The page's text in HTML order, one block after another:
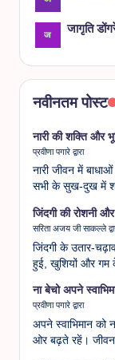
जागृति
नवीनतम पोस्ट
नारी की शक्ति और
प्रवीणा पगारे द्वारा
नारी जीवन में
सभी के सुख-दुख में
जिंदगी की रोशनी
सरिता अजय जी साकल्ले
जिंदगी के उतार-
हुई, खुशियों और गम
ना बेचो अपने
प्रवीणा पगारे द्वारा
अपने स्वाभिमान को
ओर बढ़ते रहें। जीवन